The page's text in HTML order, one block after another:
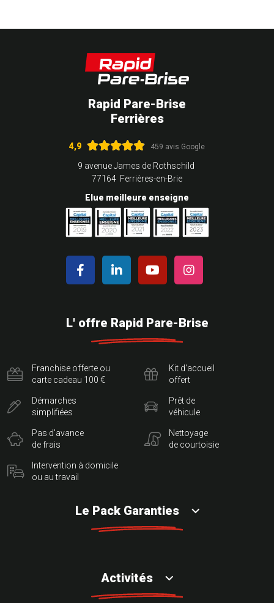
Rapid Pare-Brise
Ferrières
4,9 459 avis Google
9 avenue James de Rothschild
77164 Ferrières-en-Brie
Elue meilleure enseigne
L' offre Rapid Pare-Brise
Franchise offerte ou
carte cadeau 100 €
Démarches
simplifiées
Pas d'avance
de frais
Intervention à domicile
ou au travail
Kit d'accueil
offert
Prêt de
véhicule
Nettoyage
de courtoisie
Le Pack Garanties
Activités